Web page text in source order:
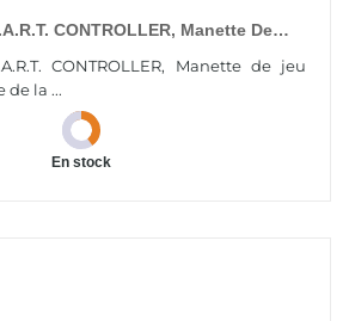
CONTROLLER, Manette De
CONTROLLER, Manette de jeu
de la ...
En stock